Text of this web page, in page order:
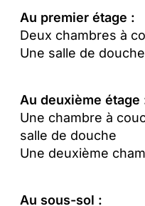
Au premier étage :
Deux chambres à
Une salle de douche
Au deuxième étage
Une chambre à
salle de douche
Une deuxième
Au sous-sol :